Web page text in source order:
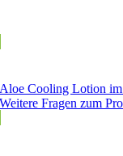
Aloe Cooling Lotion
Weitere Fragen zum